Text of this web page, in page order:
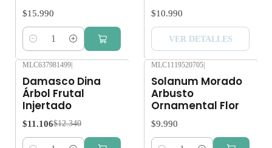
$15.990
Cantidad
$10.990
VER DETALLES
MLC637981499
Damasco Dina
Árbol Frutal
Injertado
$11.106$12.340
MLC1119520705
Solanum Morado
Arbusto
Ornamental Flor
$9.990